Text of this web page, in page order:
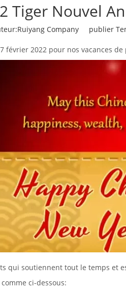
Tiger Nouvel
Company publier
février 2022 pour nos vacances
qui soutiennent tout le temps et
ci-dessous: